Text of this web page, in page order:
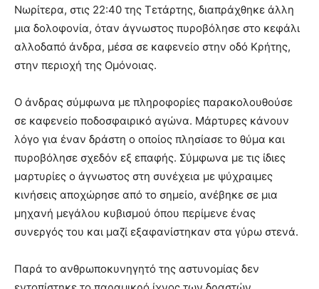
Νωρίτερα, στις 22:40 της Τετάρτης, διαπράχθηκε άλλη
μια δολοφονία, όταν άγνωστος πυροβόλησε στο κεφάλι
αλλοδαπό άνδρα, μέσα σε καφενείο στην οδό Κρήτης,
στην περιοχή της Ομόνοιας.
Ο άνδρας σύμφωνα με πληροφορίες παρακολουθούσε
σε καφενείο ποδοσφαιρικό αγώνα. Μάρτυρες κάνουν
λόγο για έναν δράστη ο οποίος πλησίασε το θύμα και
πυροβόλησε σχεδόν εξ επαφής. Σύμφωνα με τις ίδιες
μαρτυρίες ο άγνωστος στη συνέχεια με ψύχραιμες
κινήσεις αποχώρησε από το σημείο, ανέβηκε σε μια
μηχανή μεγάλου κυβισμού όπου περίμενε ένας
συνεργός του και μαζί εξαφανίστηκαν στα γύρω στενά.
Παρά το ανθρωποκυνηγητό της αστυνομίας δεν